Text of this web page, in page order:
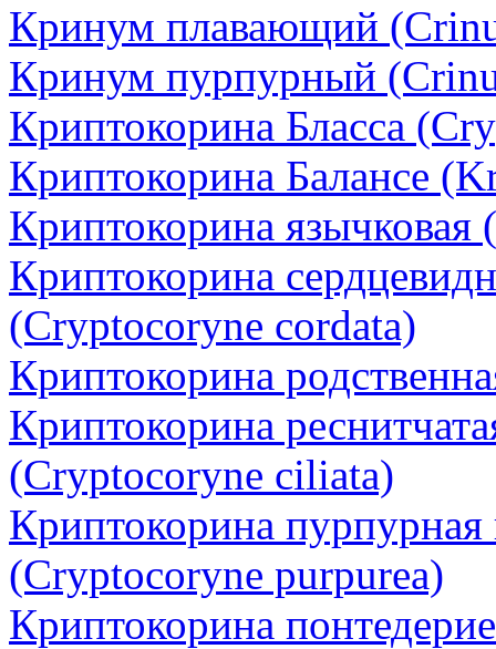
Кринум плавающий
Кринум пурпурный
Криптокорина Бласса
Криптокорина Балансе
Криптокорина
Криптокорина
(Сryptocoryne cordata)
Криптокорина
Криптокорина
(Cryptocoryne ciliata)
Криптокорина пурпурная
(Cryptocoryne purpurea)
Криптокорина